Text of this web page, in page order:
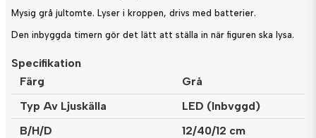
Mysig grå jultomte. Lyser i kroppen, drivs med batterier.
Den inbyggda timern gör det lätt att ställa in när figuren ska lysa.
Specifikation
Färg
Grå
Typ Av Ljuskälla
LED (Inbvggd)
B/H/D
12/40/12 cm